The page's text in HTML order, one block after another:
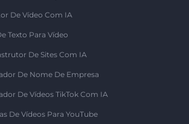
De Vídeo Com IA
Texto Para Vídeo
De Sites Com IA
De Nome De Empresa
De Vídeos TikTok Com IA
De Vídeos Para YouTube